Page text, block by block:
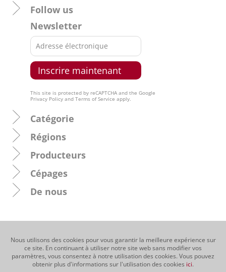
Nous utilisons des cookies pour vous garantir la meilleure expérience sur
ce site. En continuant à utiliser notre site web sans modifier vos
paramètres, vous consentez à notre utilisation des cookies. Vous pouvez
obtenir plus d'informations sur l'utilisation des cookies ici.
Follow us
Newsletter
This site is protected by reCAPTCHA and the Google
Privacy Policy and Terms of Service apply.
Catégorie
Régions
Producteurs
Cépages
De nous